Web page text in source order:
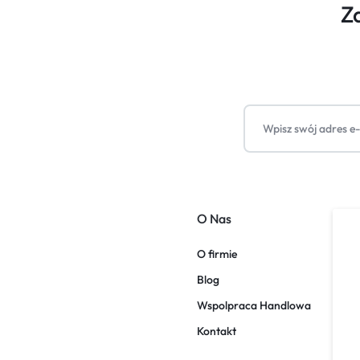
O Nas
O firmie
Blog
Wspolpraca Handlowa
Kontakt